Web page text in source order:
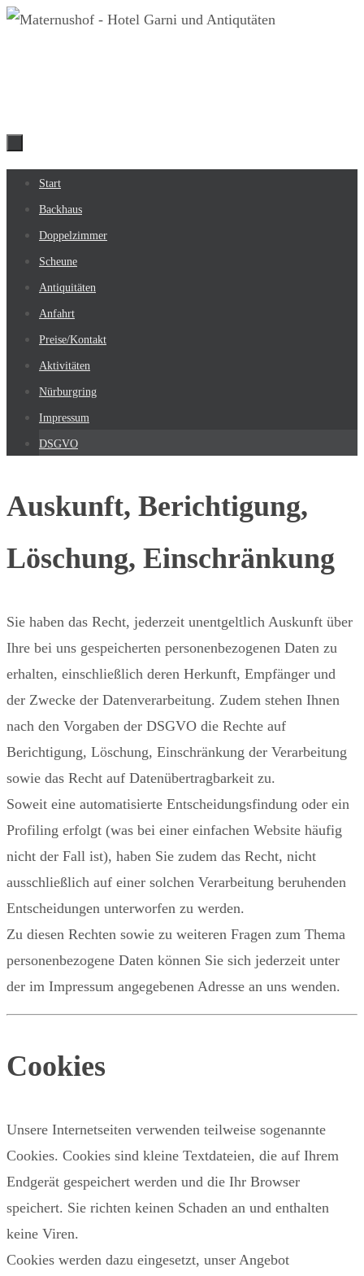
Zum
Zum
Inhalt
springen
Start
Backhaus
Doppelzimmer
Scheune
Antiquitäten
Anfahrt
Preise/Kontakt
Aktivitäten
Nürburgring
Impressum
DSGVO
Auskunft, Berichtigung,
Löschung, Einschränkung
Sie haben das Recht, jederzeit unentgeltlich Auskunft über
Ihre bei uns gespeicherten personenbezogenen Daten zu
erhalten, einschließlich deren Herkunft, Empfänger und
der Zwecke der Datenverarbeitung. Zudem stehen Ihnen
nach den Vorgaben der DSGVO die Rechte auf
Berichtigung, Löschung, Einschränkung der Verarbeitung
sowie das Recht auf Datenübertragbarkeit zu.
Soweit eine automatisierte Entscheidungsfindung oder ein
Profiling erfolgt (was bei einer einfachen Website häufig
nicht der Fall ist), haben Sie zudem das Recht, nicht
ausschließlich auf einer solchen Verarbeitung beruhenden
Entscheidungen unterworfen zu werden.
Zu diesen Rechten sowie zu weiteren Fragen zum Thema
personenbezogene Daten können Sie sich jederzeit unter
der im Impressum angegebenen Adresse an uns wenden.
Cookies
Unsere Internetseiten verwenden teilweise sogenannte
Cookies. Cookies sind kleine Textdateien, die auf Ihrem
Endgerät gespeichert werden und die Ihr Browser
speichert. Sie richten keinen Schaden an und enthalten
keine Viren.
Cookies werden dazu eingesetzt, unser Angebot